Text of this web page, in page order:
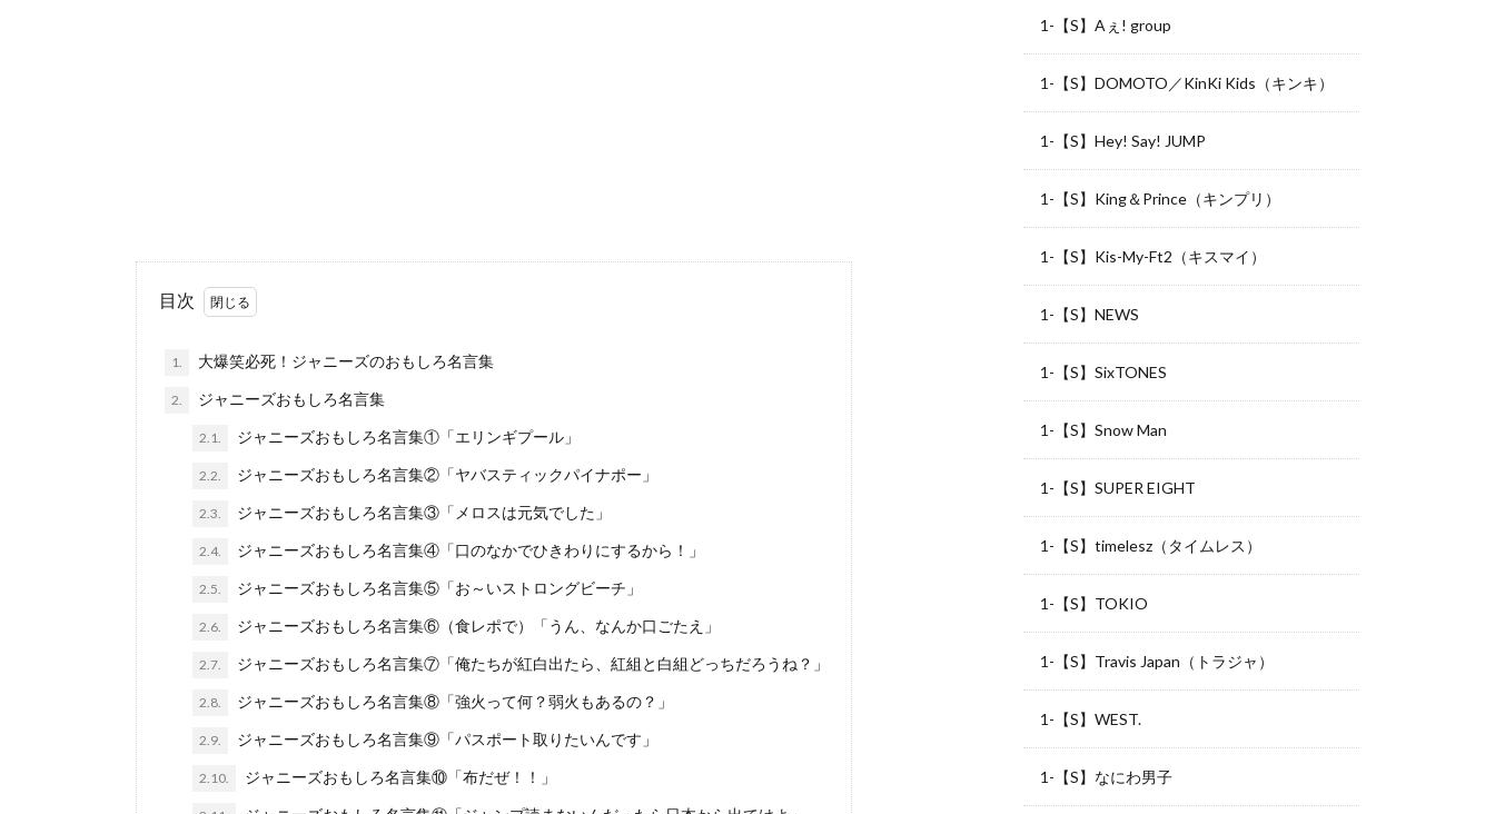
目次
1. 大爆笑必死！ジャニーズのおもしろ名言集
2. ジャニーズおもしろ名言集
2.1. ジャニーズおもしろ名言集①「エリンギプール」
2.2. ジャニーズおもしろ名言集②「ヤバスティックパイナポー」
2.3. ジャニーズおもしろ名言集③「メロスは元気でした」
2.4. ジャニーズおもしろ名言集④「口のなかでひきわりにするから！」
2.5. ジャニーズおもしろ名言集⑤「お～いストロングビーチ」
2.6. ジャニーズおもしろ名言集⑥（食レポで）「うん、なんか口ごたえ」
2.7. ジャニーズおもしろ名言集⑦「俺たちが紅白出たら、紅組と白組どっちだろうね？」
2.8. ジャニーズおもしろ名言集⑧「強火って何？弱火もあるの？」
2.9. ジャニーズおもしろ名言集⑨「パスポート取りたいんです」
2.10. ジャニーズおもしろ名言集⑩「布だぜ！！」
1-【S】Aぇ! group
1-【S】DOMOTO／KinKi Kids（キンキ）
1-【S】Hey! Say! JUMP
1-【S】King＆Prince（キンプリ）
1-【S】Kis-My-Ft2（キスマイ）
1-【S】NEWS
1-【S】SixTONES
1-【S】Snow Man
1-【S】SUPER EIGHT
1-【S】timelesz（タイムレス）
1-【S】TOKIO
1-【S】Travis Japan（トラジャ）
1-【S】WEST.
1-【S】なにわ男子